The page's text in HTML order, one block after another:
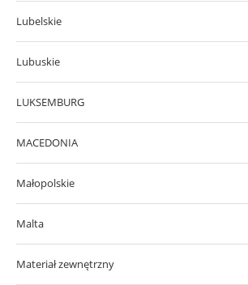
Lubelskie
Lubuskie
LUKSEMBURG
MACEDONIA
Małopolskie
Malta
Materiał zewnętrzny